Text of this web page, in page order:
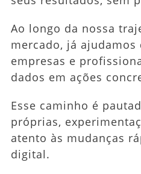
Ao longo da nossa
mercado, já ajudamos
empresas e
dados em ações
Esse caminho é
próprias,
atento às mudanças
digital.